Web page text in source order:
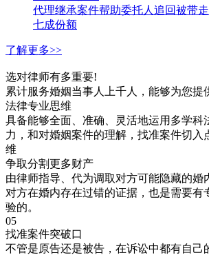
代理继承案件帮助委托人追回被带
七成份额
了解更多>>
选对律师有多重要!
累计服务婚姻当事人上千人，能够为您提
法律专业思维
具备能够全面、准确、灵活地运用多学科
力，和对婚姻案件的理解，找准案件切入
维
争取分割更多财产
由律师指导、代为调取对方可能隐藏的婚
对方在婚内存在过错的证据，也是需要有
验的。
05
找准案件突破口
不管是原告还是被告，在诉讼中都有自己